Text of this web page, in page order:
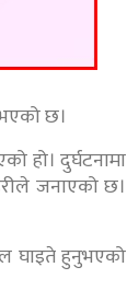
छ।
हो। दुर्घटनामा
जनाएको छ।
घाइते हुनुभएको